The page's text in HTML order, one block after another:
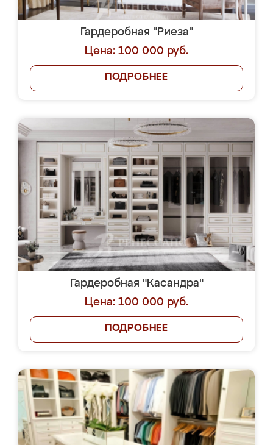
Гардеробная "Риеза"
Цена: 100 000 руб.
ПОДРОБНЕЕ
Гардеробная "Касандра"
Цена: 100 000 руб.
ПОДРОБНЕЕ